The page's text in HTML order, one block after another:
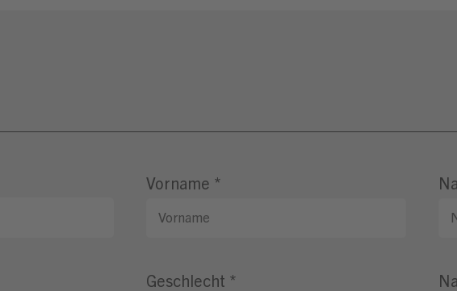
Vorname *
Geschlecht *